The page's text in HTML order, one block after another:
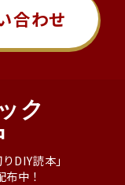
合わせ
ク
DIY読本」
布中！